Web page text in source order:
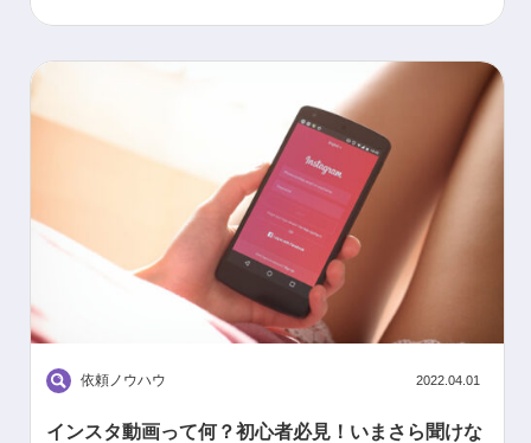
依頼ノウハウ 2022.04.01
インスタ動画って何？初心者必見！いまさら聞けな